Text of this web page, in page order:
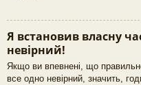
Я встановив власну
невірний!
Якщо ви впевнені, що
все одно невірний, значить,